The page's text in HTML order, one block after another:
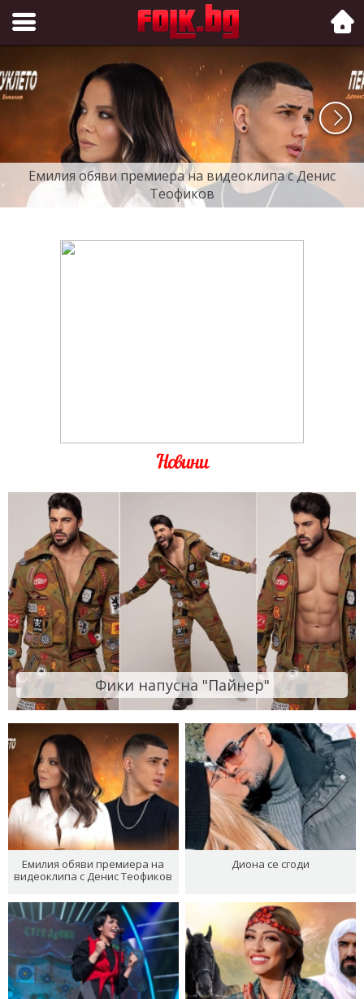
Folk.bg
Емилия обяви премиера на видеоклипа с Денис
Теофиков
Новини
Фики напусна "Пайнер"
Емилия обяви премиера на
видеоклипа с Денис Теофиков
Диона се сгоди